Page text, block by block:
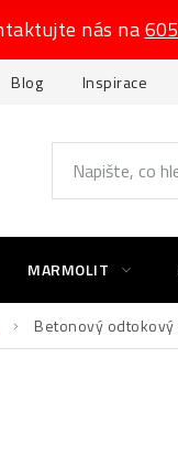
nás na
Blog Inspirace
MARMOLIT
Betonový odtokový